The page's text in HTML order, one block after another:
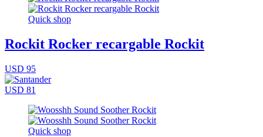
Quick shop
Rockit Rocker recargable Rockit
USD 95
USD 81
Quick shop